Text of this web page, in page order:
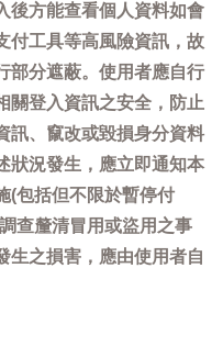
後方能查看個人資料如會
付工具等高風險資訊，故
部分遮蔽。使用者應自行
關登入資訊之安全，防止
訊、竄改或毀損身分資料
狀況發生，應立即通知本
(包括但不限於暫停付
查釐清冒用或盜用之事
生之損害，應由使用者自